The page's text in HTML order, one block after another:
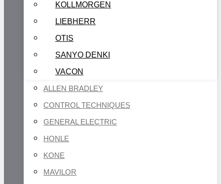
KOLLMORGEN
LIEBHERR
OTIS
SANYO DENKI
VACON
ALLEN BRADLEY
CONTROL TECHNIQUES
GENERAL ELECTRIC
HONLE
KONE
MAVILOR